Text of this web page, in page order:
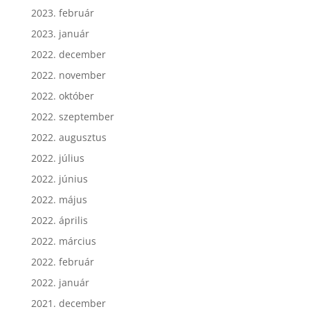
2023. február
2023. január
2022. december
2022. november
2022. október
2022. szeptember
2022. augusztus
2022. július
2022. június
2022. május
2022. április
2022. március
2022. február
2022. január
2021. december